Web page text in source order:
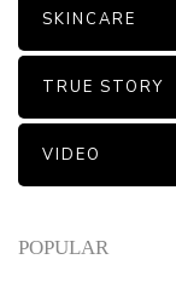
POPULAR
SKINCARE
TRUE STORY
VIDEO